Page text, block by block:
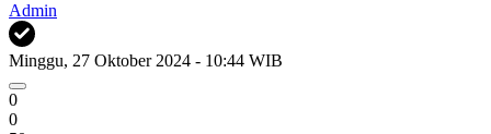
Admin
Minggu, 27 Oktober 2024 - 10:44 WIB
0
0